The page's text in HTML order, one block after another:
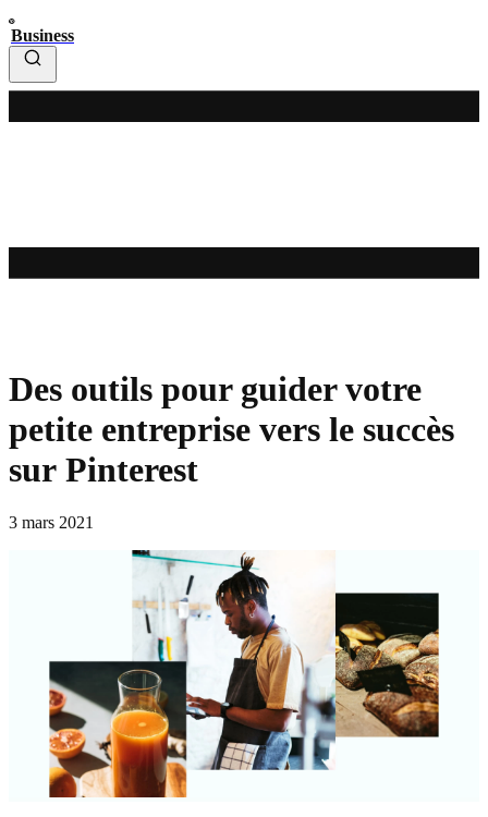
Business
Des outils pour guider votre
petite entreprise vers le succès
sur Pinterest
3 mars 2021